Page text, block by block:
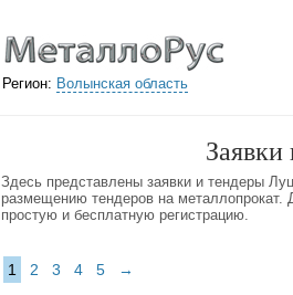
Регион: Волынская область
Здесь представлены заявки и тендеры
размещению тендеров на металлопрокат.
простую и бесплатную регистрацию.
1 2 3 4 5 →